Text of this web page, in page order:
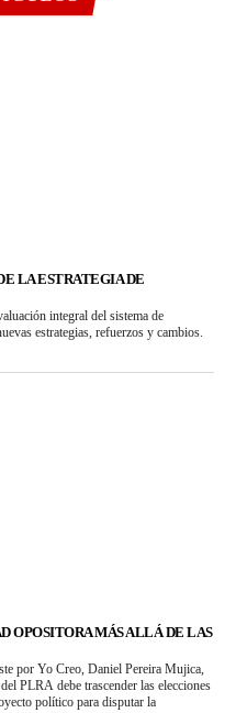
LA ESTRATEGIA DE
integral del sistema de
estrategias, refuerzos y cambios.
OPOSITORA MÁS ALLÁ DE LAS
por Yo Creo, Daniel Pereira Mujica,
PLRA debe trascender las elecciones
político para disputar la